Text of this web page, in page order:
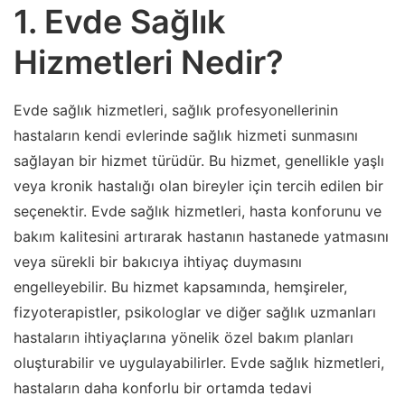
1. Evde Sağlık
Hizmetleri Nedir?
Evde sağlık hizmetleri, sağlık profesyonellerinin
hastaların kendi evlerinde sağlık hizmeti sunmasını
sağlayan bir hizmet türüdür. Bu hizmet, genellikle yaşlı
veya kronik hastalığı olan bireyler için tercih edilen bir
seçenektir. Evde sağlık hizmetleri, hasta konforunu ve
bakım kalitesini artırarak hastanın hastanede yatmasını
veya sürekli bir bakıcıya ihtiyaç duymasını
engelleyebilir. Bu hizmet kapsamında, hemşireler,
fizyoterapistler, psikologlar ve diğer sağlık uzmanları
hastaların ihtiyaçlarına yönelik özel bakım planları
oluşturabilir ve uygulayabilirler. Evde sağlık hizmetleri,
hastaların daha konforlu bir ortamda tedavi